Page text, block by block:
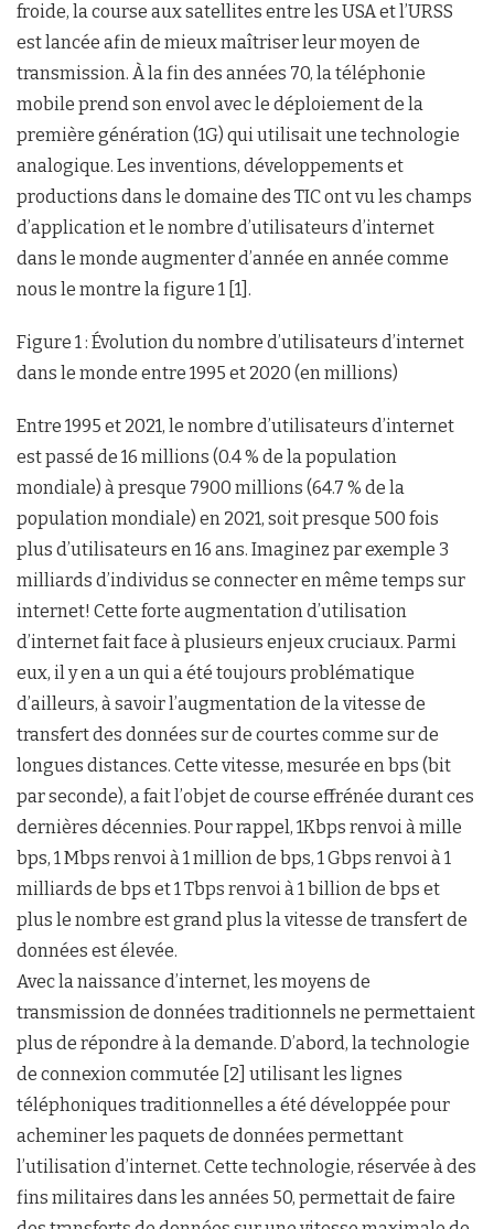
froide, la course aux satellites entre les USA et l’URSS
est lancée afin de mieux maîtriser leur moyen de
transmission. À la fin des années 70, la téléphonie
mobile prend son envol avec le déploiement de la
première génération (1G) qui utilisait une technologie
analogique. Les inventions, développements et
productions dans le domaine des TIC ont vu les champs
d’application et le nombre d’utilisateurs d’internet
dans le monde augmenter d’année en année comme
nous le montre la figure 1 [1].
Figure 1 : Évolution du nombre d’utilisateurs d’internet
dans le monde entre 1995 et 2020 (en millions)
Entre 1995 et 2021, le nombre d’utilisateurs d’internet
est passé de 16 millions (0.4 % de la population
mondiale) à presque 7900 millions (64.7 % de la
population mondiale) en 2021, soit presque 500 fois
plus d’utilisateurs en 16 ans. Imaginez par exemple 3
milliards d’individus se connecter en même temps sur
internet! Cette forte augmentation d’utilisation
d’internet fait face à plusieurs enjeux cruciaux. Parmi
eux, il y en a un qui a été toujours problématique
d’ailleurs, à savoir l’augmentation de la vitesse de
transfert des données sur de courtes comme sur de
longues distances. Cette vitesse, mesurée en bps (bit
par seconde), a fait l’objet de course effrénée durant ces
dernières décennies. Pour rappel, 1Kbps renvoi à mille
bps, 1 Mbps renvoi à 1 million de bps, 1 Gbps renvoi à 1
milliards de bps et 1 Tbps renvoi à 1 billion de bps et
plus le nombre est grand plus la vitesse de transfert de
données est élevée.
Avec la naissance d’internet, les moyens de
transmission de données traditionnels ne permettaient
plus de répondre à la demande. D’abord, la technologie
de connexion commutée [2] utilisant les lignes
téléphoniques traditionnelles a été développée pour
acheminer les paquets de données permettant
l’utilisation d’internet. Cette technologie, réservée à des
fins militaires dans les années 50, permettait de faire